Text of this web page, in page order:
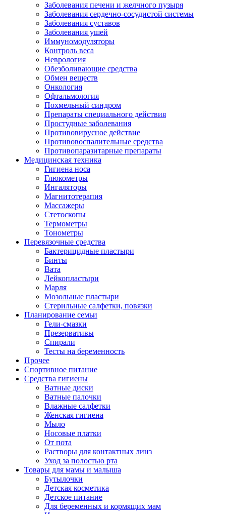
Заболевания печени и желчного пузыря
Заболевания сердечно-сосудистой системы
Заболевания суставов
Заболевания ушей
Иммуномодуляторы
Контроль веса
Неврология
Обезболивающие средства
Обмен веществ
Онкология
Офтальмология
Похмельный синдром
Препараты специального действия
Простудные заболевания
Противовирусное действие
Противовоспалительные средства
Противопаразитарные препараты
Медицинская техника
Гигиена носа
Глюкометры
Ингаляторы
Магнитотерапия
Массажеры
Стетоскопы
Термометры
Тонометры
Перевязочные средства
Бактерицидные пластыри
Бинты
Вата
Лейкопластыри
Марля
Мозольные пластыри
Стерильные салфетки, повязки
Планирование семьи
Гели-смазки
Презервативы
Спирали
Тесты на беременность
Прочее
Спортивное питание
Средства гигиены
Ватные диски
Ватные палочки
Влажные салфетки
Женская гигиена
Мыло
Носовые платки
От пота
Растворы для контактных линз
Уход за полостью рта
Товары для мамы и малыша
Бутылочки
Детская косметика
Детское питание
Для беременных и кормящих мам